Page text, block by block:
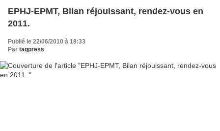
EPHJ-EPMT, Bilan réjouissant, rendez-vous en
2011.
Publié le 22/06/2010 à 18:33
Par tagpress